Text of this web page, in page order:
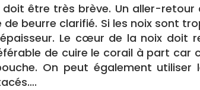
être très brève. Un aller-retour
beurre clarifié. Si les noix sont
Le cœur de la noix doit
de cuire le corail à part
On peut également